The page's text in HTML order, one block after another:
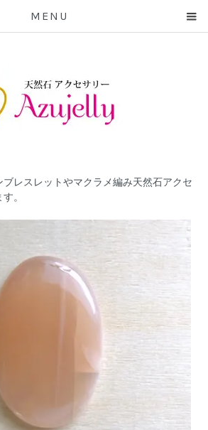
MENU
レスレットやマクラメ編み天然石アクセ
。